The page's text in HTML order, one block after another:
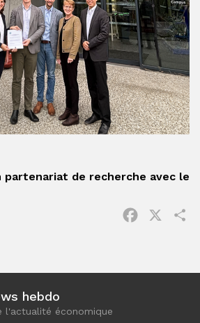
partenariat de recherche avec le
Facebook
hebdo
l'actualité économique